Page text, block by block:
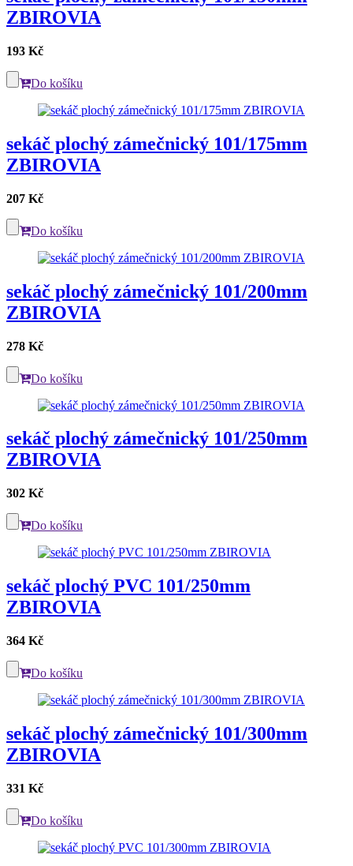
ZBIROVIA
193 Kč
Do košíku
sekáč plochý zámečnický 101/175mm
ZBIROVIA
207 Kč
Do košíku
sekáč plochý zámečnický 101/200mm
ZBIROVIA
278 Kč
Do košíku
sekáč plochý zámečnický 101/250mm
ZBIROVIA
302 Kč
Do košíku
sekáč plochý PVC 101/250mm
ZBIROVIA
364 Kč
Do košíku
sekáč plochý zámečnický 101/300mm
ZBIROVIA
331 Kč
Do košíku